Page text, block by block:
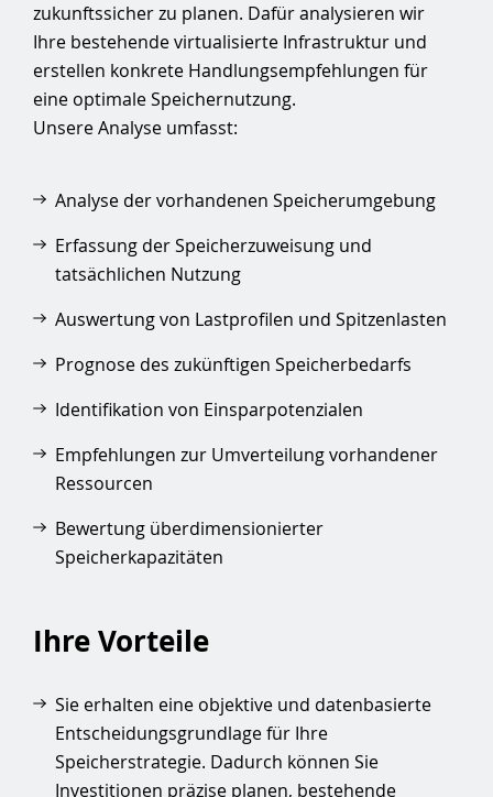
zukunftssicher zu planen. Dafür analysieren wir
Ihre bestehende virtualisierte Infrastruktur und
erstellen konkrete Handlungsempfehlungen für
eine optimale Speichernutzung.
Unsere Analyse umfasst:
Analyse der vorhandenen Speicherumgebung
Erfassung der Speicherzuweisung und
tatsächlichen Nutzung
Auswertung von Lastprofilen und Spitzenlasten
Prognose des zukünftigen Speicherbedarfs
Identifikation von Einsparpotenzialen
Empfehlungen zur Umverteilung vorhandener
Ressourcen
Bewertung überdimensionierter
Speicherkapazitäten
Ihre Vorteile
Sie erhalten eine objektive und datenbasierte
Entscheidungsgrundlage für Ihre
Speicherstrategie. Dadurch können Sie
Investitionen präzise planen, bestehende